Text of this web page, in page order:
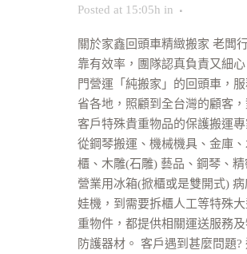
Posted at 15:05h in
關於家鑫回頭車精緻搬家 老闆行
靠有效率，團隊認真負責又細
門營運「純搬家」的回頭車，
省各地，照顧到全台灣的顧客
客戶特殊貴重物品的保護搬運專
從鋼琴搬運、機械機具、金庫
櫃、木雕(石雕) 藝品、鋼琴、
營業用冰箱(掀櫃或是雙開式) 病
娃機，到需要拆櫃人工等特殊
重物件，都提供相關運送服務
防護器材。 客戶遇到甚麼問題?